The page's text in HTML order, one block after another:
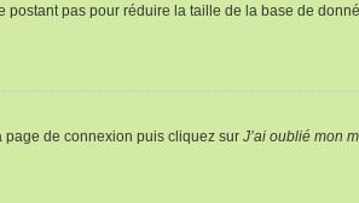
postant pas pour réduire la taille de la base de
page de connexion puis cliquez sur J’ai oublié mon